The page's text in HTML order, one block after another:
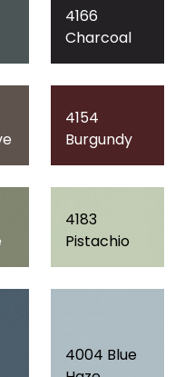
4166
Charcoal
4154
Burgundy
4183
Pistachio
4004 Blue